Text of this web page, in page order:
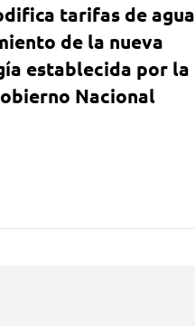
tarifas de agua
de la nueva
establecida por la
Nacional